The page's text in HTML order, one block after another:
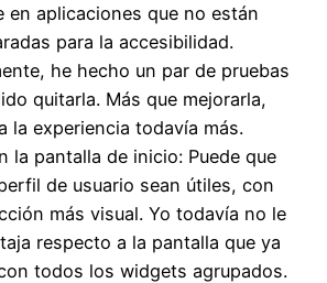
en aplicaciones que no están
para la accesibilidad.
he hecho un par de pruebas
quitarla. Más que mejorarla,
la experiencia todavía más.
la pantalla de inicio: Puede que
de usuario sean útiles, con
más visual. Yo todavía no le
respecto a la pantalla que ya
todos los widgets agrupados.